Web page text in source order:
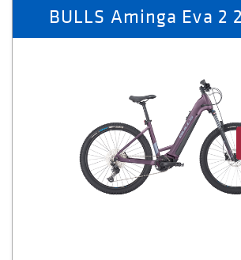
BULLS Aminga Eva 2